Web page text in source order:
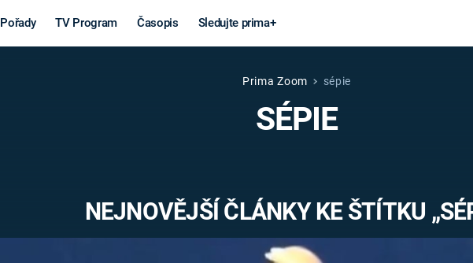
Pořady TV Program Časopis Sledujte prima+
STAROVĚKÝ EGYPT
Věda a
technika
MARS
VÁLEČNÉ
Prima Zoom sépie
SÉPIE
NEJNOVĚJŠÍ ČLÁNKY KE ŠTÍTKU